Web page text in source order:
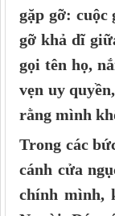
gặp gỡ: cuộc
gỡ khả dĩ
gọi tên họ,
vẹn uy
rằng mình
Trong các
cánh cửa
chính mình,